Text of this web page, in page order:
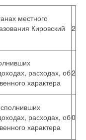
местного
Кировский
2
расходах, об
характера
2
расходах, об
характера
0